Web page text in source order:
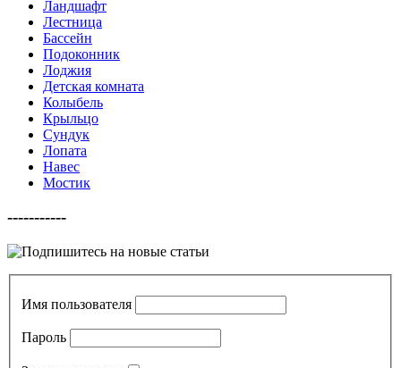
Ландшафт
Лестница
Бассейн
Подоконник
Лоджия
Детская комната
Колыбель
Крыльцо
Сундук
Лопата
Навес
Мостик
-----------
Имя пользователя
Пароль